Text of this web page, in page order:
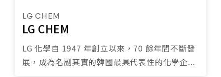
LG CHEM
LG CHEM
LG 化學自 1947 年創立以來，70 餘年間不斷發
展，成為名副其實的韓國最具代表性的化學企...